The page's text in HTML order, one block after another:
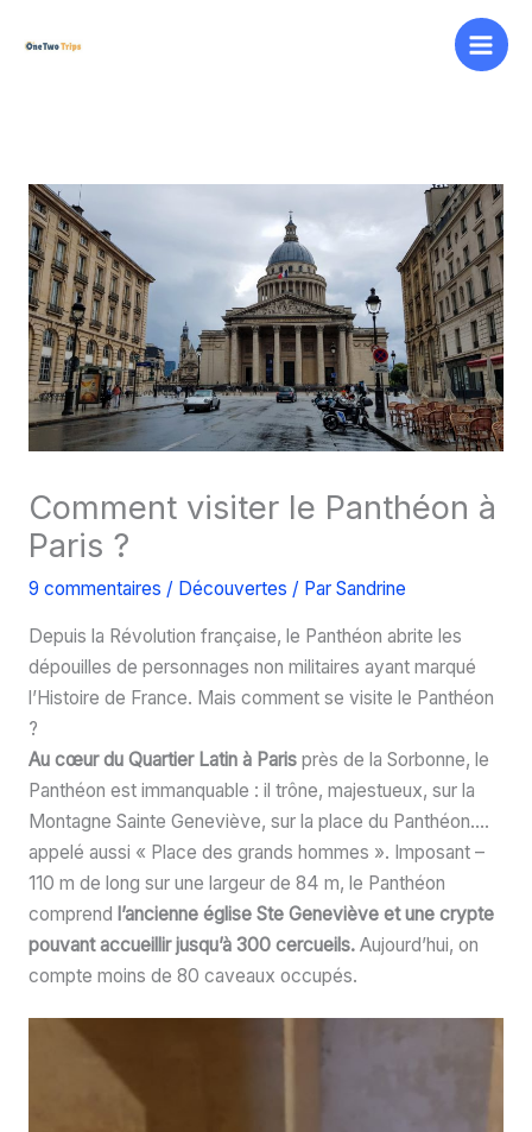
Comment visiter le Panthéon à
Paris ?
9 commentaires / Découvertes / Par Sandrine
Depuis la Révolution française, le Panthéon abrite les
dépouilles de personnages non militaires ayant marqué
l’Histoire de France. Mais comment se visite le Panthéon
?
Au cœur du Quartier Latin à Parisprès de la Sorbonne, le
Panthéon est immanquable : il trône, majestueux, sur la
Montagne Sainte Geneviève, sur la place du Panthéon….
appelé aussi « Place des grands hommes ». Imposant –
110 m de long sur une largeur de 84 m, le Panthéon
comprend l’ancienne église Ste Geneviève et une crypte
pouvant accueillir jusqu’à 300 cercueils.Aujourd’hui, on
compte moins de 80 caveaux occupés.